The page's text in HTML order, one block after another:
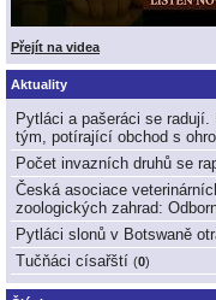
Přejít na videa
Aktuality
Pytláci a pašeráci se
tým, potírající obchod s
Počet invazních druhů se
Česká asociace
zoologických zahrad:
Pytláci slonů v Botswaně
Tučňáci císařští (0)